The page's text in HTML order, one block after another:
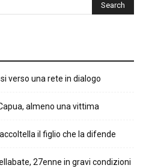
verso una rete in dialogo
almeno una vittima
il figlio che la difende
27enne in gravi condizioni